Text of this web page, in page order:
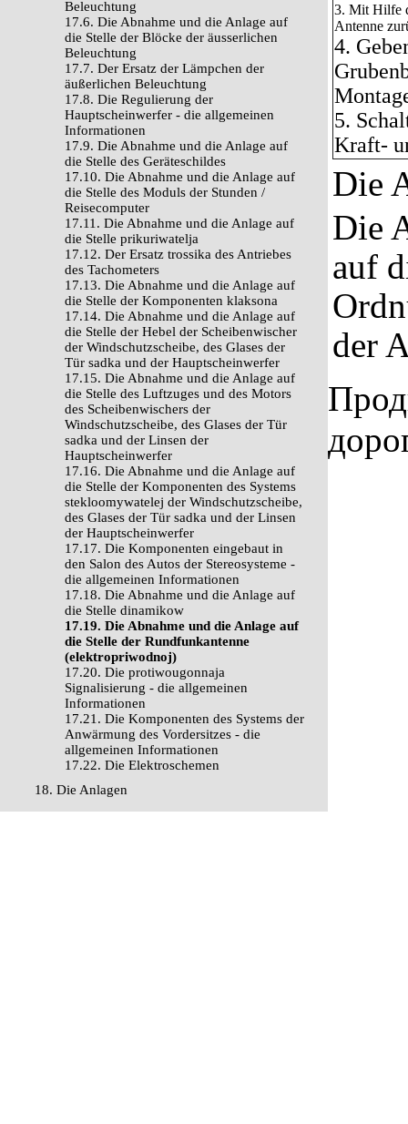
Beleuchtung
17.6. Die Abnahme und die Anlage auf
die Stelle der Blöcke der äusserlichen
Beleuchtung
17.7. Der Ersatz der Lämpchen der
äußerlichen Beleuchtung
17.8. Die Regulierung der
Hauptscheinwerfer - die allgemeinen
Informationen
17.9. Die Abnahme und die Anlage auf
die Stelle des Geräteschildes
17.10. Die Abnahme und die Anlage auf
die Stelle des Moduls der Stunden /
Reisecomputer
17.11. Die Abnahme und die Anlage auf
die Stelle prikuriwatelja
17.12. Der Ersatz trossika des Antriebes
des Tachometers
17.13. Die Abnahme und die Anlage auf
die Stelle der Komponenten klaksona
17.14. Die Abnahme und die Anlage auf
die Stelle der Hebel der Scheibenwischer
der Windschutzscheibe, des Glases der
Tür sadka und der Hauptscheinwerfer
17.15. Die Abnahme und die Anlage auf
die Stelle des Luftzuges und des Motors
des Scheibenwischers der
Windschutzscheibe, des Glases der Tür
sadka und der Linsen der
Hauptscheinwerfer
17.16. Die Abnahme und die Anlage auf
die Stelle der Komponenten des Systems
stekloomywatelej der Windschutzscheibe,
des Glases der Tür sadka und der Linsen
der Hauptscheinwerfer
17.17. Die Komponenten eingebaut in
den Salon des Autos der Stereosysteme -
die allgemeinen Informationen
17.18. Die Abnahme und die Anlage auf
die Stelle dinamikow
17.19. Die Abnahme und die Anlage auf
die Stelle der Rundfunkantenne
(elektropriwodnoj)
17.20. Die protiwougonnaja
Signalisierung - die allgemeinen
Informationen
17.21. Die Komponenten des Systems der
Anwärmung des Vordersitzes - die
allgemeinen Informationen
17.22. Die Elektroschemen
18. Die Anlagen
3. Mit Hilfe
Antenne
4.
5.
Kraft-
Die
Die
auf
der